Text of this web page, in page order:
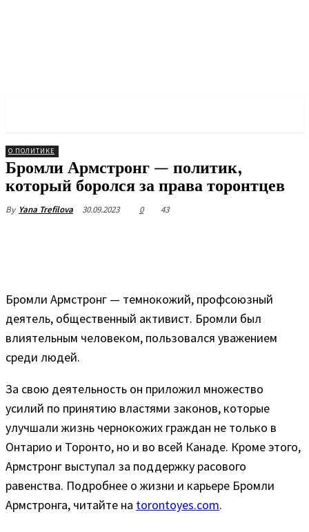
О ПОЛИТИКЕ
Бромли Армстронг — политик,
который боролся за права торонтцев
By Yana Trefilova 30.09.2023 0 43
Бромли Армстронг — темнокожий, профсоюзный
деятель, общественный активист. Бромли был
влиятельным человеком, пользовался уважением
среди людей.
За свою деятельность он приложил множество
усилий по принятию властями законов, которые
улучшали жизнь чернокожих граждан не только в
Онтарио и Торонто, но и во всей Канаде. Кроме этого,
Армстронг выступал за поддержку расового
равенства. Подробнее о жизни и карьере Бромли
Армстронга, читайте на torontoyes.com.